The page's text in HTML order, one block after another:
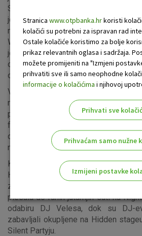
Seattlea koja je sjajnim nastupom
još što za reći svojoj publici.
nakon njihovog koncerta u velikom
World Stage gdje su svirali
jednog od najuspješnijih hitova
okupljenu masu ispred World
ovacijama spremna na nadolazeći
Već mjesecima se pretpostavljalo
nastup na INmusicu biti sjajan, a
pravom koncertnom senzacijom
festivala #13! Krcat Otok
dočekao i otpratio s
najveće hitove svoje bogate karijere.
Koncertni program odličnog
Hidden stageu zatvorili su General
za kraj su oduševili She Loves
plesala do ranih jutarnjih sati na
odabiru DJ Velesa, dok su DJ-
zabavljali okupljene na Hidden
Silent Partyju.
Stranica www.otpbanka.hrkoristi
kolačići su potrebni za ispravan rad
Ostale kolačiće koristimo za bolje
prikaz relevantnih oglasa i sadržaja.
možete promijeniti na "Izmjeni
prihvatiti sve ili samo neophodne
informacije o kolačićima i njihovoj
Prihvati sve
Prihvaćam samo nužne
Izmijeni postavke